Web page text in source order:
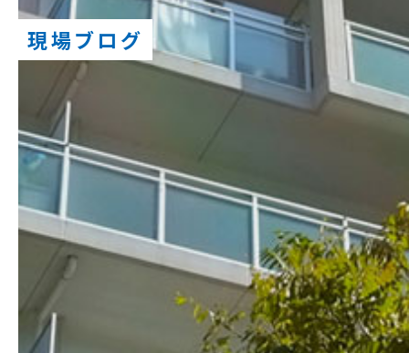
現場ブログ